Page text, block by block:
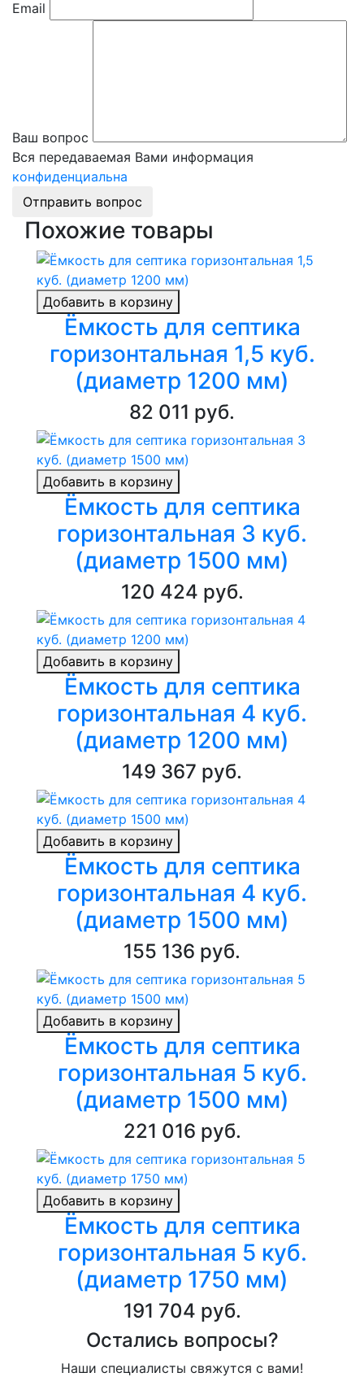
Email
Ваш вопрос
Вся передаваемая Вами информация
конфиденциальна
Отправить вопрос
Похожие товары
Добавить в корзину
Ёмкость для септика
горизонтальная 1,5 куб.
(диаметр 1200 мм)
82 011 руб.
Добавить в корзину
Ёмкость для септика
горизонтальная 3 куб.
(диаметр 1500 мм)
120 424 руб.
Добавить в корзину
Ёмкость для септика
горизонтальная 4 куб.
(диаметр 1200 мм)
149 367 руб.
Добавить в корзину
Ёмкость для септика
горизонтальная 4 куб.
(диаметр 1500 мм)
155 136 руб.
Добавить в корзину
Ёмкость для септика
горизонтальная 5 куб.
(диаметр 1500 мм)
221 016 руб.
Добавить в корзину
Ёмкость для септика
горизонтальная 5 куб.
(диаметр 1750 мм)
191 704 руб.
Остались вопросы?
Наши специалисты свяжутся с вами!